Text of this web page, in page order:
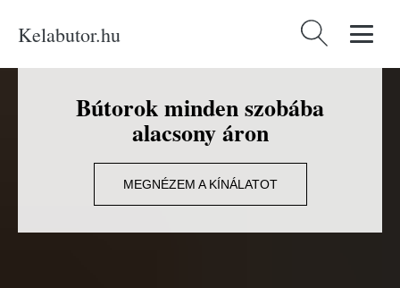
Kelabutor.hu Keresés:
Bútorok minden szobába
alacsony áron
MEGNÉZEM A KÍNÁLATOT